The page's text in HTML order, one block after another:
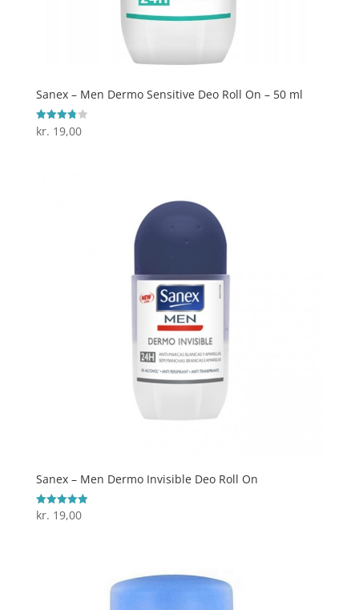
Sanex – Men Dermo Sensitive Deo Roll On – 50 ml
Vurderet
3.8
kr. 19,00
Sanex – Men Dermo Invisible Deo Roll On
Vurderet
5
kr. 19,00